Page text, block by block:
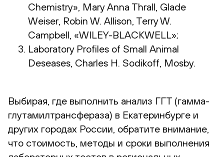
Chemistry», Mary Anna Thrall, Glade
Weiser, Robin W. Allison, Terry W.
Campbell, «WILEY-BLACKWELL»;
Laboratory Profiles of Small Animal
Deseases, Charles H. Sodikoff, Mosby.
Выбирая, где выполнить анализ ГГТ (гамма-
глутамилтрансфераза) в Екатеринбурге и
других городах России, обратите внимание,
что стоимость, методы и сроки выполнения